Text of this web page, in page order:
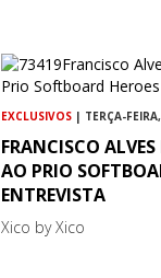
EXCLUSIVOS | TERÇA-
FRANCISCO ALVES
AO PRIO
ENTREVISTA
Xico by Xico